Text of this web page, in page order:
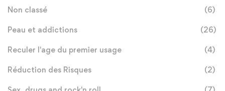
Non classé (6)
Peau et addictions (26)
Reculer l'age du premier usage (4)
Réduction des Risques (2)